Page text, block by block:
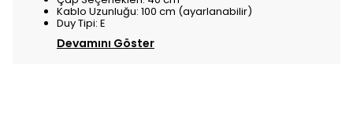
Kablo Uzunluğu: 100 cm (ayarlanabilir)
Duy Tipi: E
Devamını Göster